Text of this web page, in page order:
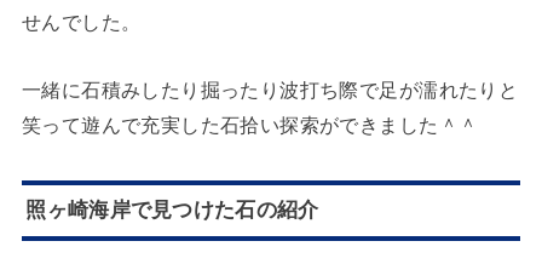
せんでした。
一緒に石積みしたり掘ったり波打ち際で足が濡れたりと
笑って遊んで充実した石拾い探索ができました＾＾
照ヶ崎海岸で見つけた石の紹介